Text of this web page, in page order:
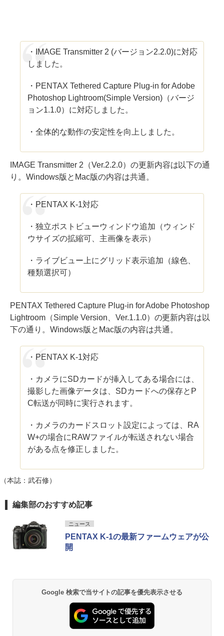
・IMAGE Transmitter 2 (バージョン2.2.0)に対応
しました。
・PENTAX Tethered Capture Plug-in for Adobe
Photoshop Lightroom(Simple Version)（バージ
ョン1.1.0）に対応しました。
・全体的な動作の安定性を向上しました。
IMAGE Transmitter 2（Ver.2.2.0）の更新内容は以下の通
り。Windows版とMac版の内容は共通。
・PENTAX K-1対応
・独立ポストビューウィンドウ追加（ウィンド
ウサイズの拡縮可、主画像を表示）
・ライブビュー上にグリッド表示追加（線色、
種類選択可）
PENTAX Tethered Capture Plug-in for Adobe Photoshop
Lightroom（Simple Version、Ver.1.1.0）の更新内容は以
下の通り。Windows版とMac版の内容は共通。
・PENTAX K-1対応
・カメラにSDカードが挿入してある場合には、
撮影した画像データは、SDカードへの保存とP
C転送が同時に実行されます。
・カメラのカードスロット設定によっては、RA
W+の場合にRAWファイルが転送されない場合
がある点を修正しました。
（本誌：武石修）
編集部のおすすめ記事
ニュース
PENTAX K-1の最新ファームウェアが公
開
Google 検索で当サイトの記事を優先表示させる